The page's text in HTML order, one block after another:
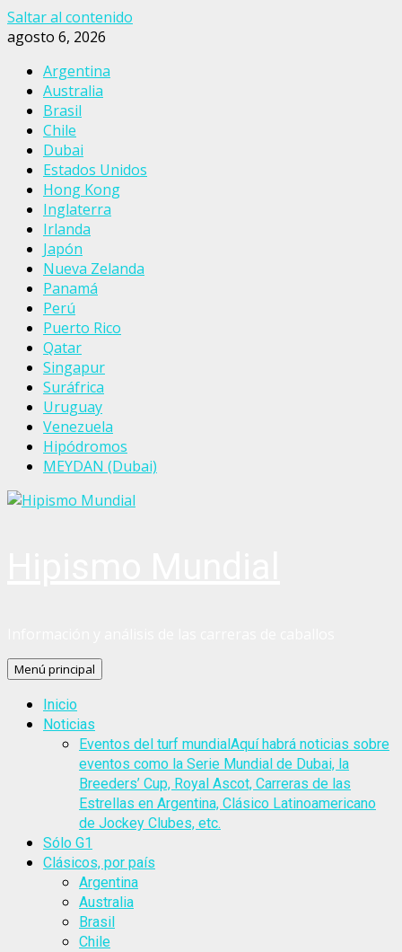
Saltar al contenido
agosto 6, 2026
Argentina
Australia
Brasil
Chile
Dubai
Estados Unidos
Hong Kong
Inglaterra
Irlanda
Japón
Nueva Zelanda
Panamá
Perú
Puerto Rico
Qatar
Singapur
Suráfrica
Uruguay
Venezuela
Hipódromos
MEYDAN (Dubai)
Menú principal
Inicio
Noticias
Eventos del turf mundialAquí habrá noticias sobre
eventos como la Serie Mundial de Dubai, la
Breeders’ Cup, Royal Ascot, Carreras de las
Estrellas en Argentina, Clásico Latinoamericano
de Jockey Clubes, etc.
Sólo G1
Clásicos, por país
Argentina
Australia
Brasil
Chile